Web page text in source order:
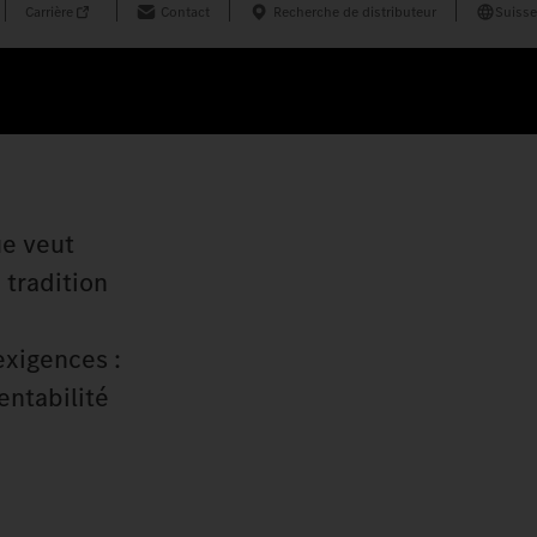
Carrière Contact Recherche de distributeur Suisse
veut
tradition
: